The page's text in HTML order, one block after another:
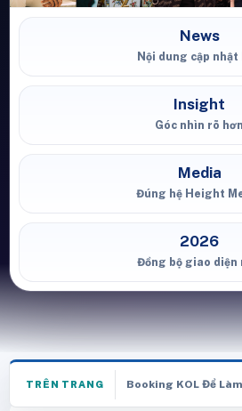
News
Nội dung cập nhật
Insight
Góc nhìn rõ hơn
Media
Đúng hệ Height
2026
Đồng bộ giao diện
TRÊN TRANG Booking KOL Để